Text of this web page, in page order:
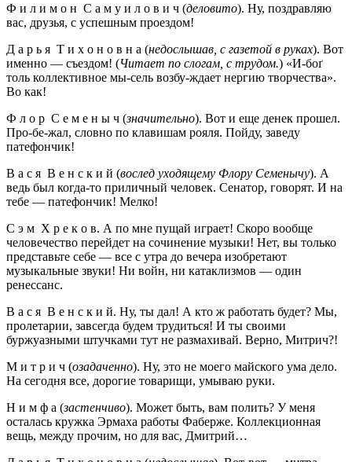
Ф и л и м о н С а м у и л о в и ч (деловито). Ну, поздравляю
вас, друзья, с успешным проездом!
Д а р ь я Т и х о н о в н а (недослышав, с газетой в руках). Вот
именно — съездом! (Читает по слогам, с трудом.) «И-боґ
толь коллективное мы-сель возбу-ждает нергию творчества».
Во как!
Ф л о р С е м е н ы ч (значительно). Вот и еще денек прошел.
Про-бе-жал, словно по клавишам рояля. Пойду, заведу
патефончик!
В а с я В е н с к и й (вослед уходящему Флору Семенычу). А
ведь был когда-то приличный человек. Сенатор, говорят. И на
тебе — патефончик! Мелко!
С э м Х р е к о в. А по мне пущай играет! Скоро вообще
человечество перейдет на сочинение музыки! Нет, вы только
представьте себе — все с утра до вечера изобретают
музыкальные звуки! Ни войн, ни катаклизмов — один
ренессанс.
В а с я В е н с к и й. Ну, ты дал! А кто ж работать будет? Мы,
пролетарии, завсегда будем трудиться! И ты своими
буржуазными штучками тут не размахивай. Верно, Митрич?!
М и т р и ч (озадаченно). Ну, это не моего майского ума дело.
На сегодня все, дорогие товарищи, умываю руки.
Н и м ф а (застенчиво). Может быть, вам полить? У меня
осталась кружка Эрмаха работы Фаберже. Коллекционная
вещь, между прочим, но для вас, Дмитрий…